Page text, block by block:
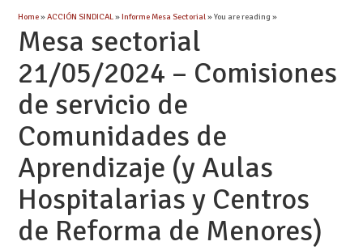
Home»ACCIÓN SINDICAL»Informe Mesa Sectorial» You are reading »
Mesa sectorial
21/05/2024 – Comisiones
de servicio de
Comunidades de
Aprendizaje (y Aulas
Hospitalarias y Centros
de Reforma de Menores)